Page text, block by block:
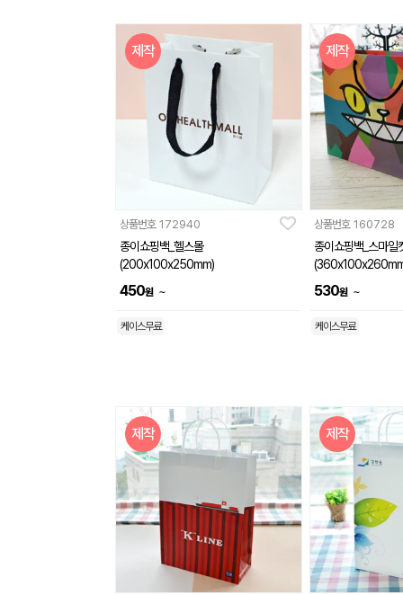
제작
상품번호 172940
종이쇼핑백_헬스몰
(200x100x250mm)
450원 ~
케이스무료
제작
상품번호 160728
종이쇼핑백_스마일
530원 ~
케이스무료
제작 제작